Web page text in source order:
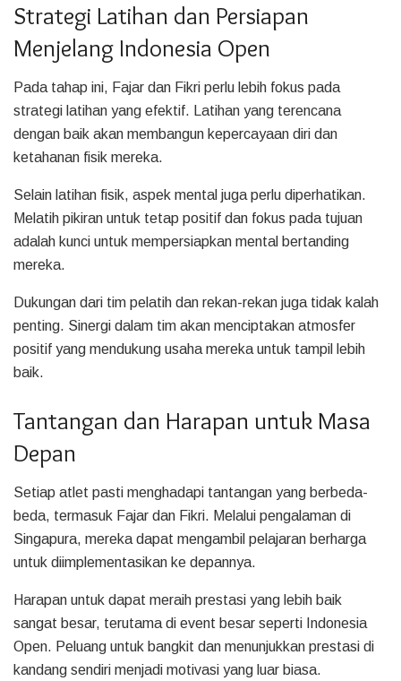
Strategi Latihan dan Persiapan
Menjelang Indonesia Open
Pada tahap ini, Fajar dan Fikri perlu lebih fokus pada
strategi latihan yang efektif. Latihan yang terencana
dengan baik akan membangun kepercayaan diri dan
ketahanan fisik mereka.
Selain latihan fisik, aspek mental juga perlu diperhatikan.
Melatih pikiran untuk tetap positif dan fokus pada tujuan
adalah kunci untuk mempersiapkan mental bertanding
mereka.
Dukungan dari tim pelatih dan rekan-rekan juga tidak kalah
penting. Sinergi dalam tim akan menciptakan atmosfer
positif yang mendukung usaha mereka untuk tampil lebih
baik.
Tantangan dan Harapan untuk Masa
Depan
Setiap atlet pasti menghadapi tantangan yang berbeda-
beda, termasuk Fajar dan Fikri. Melalui pengalaman di
Singapura, mereka dapat mengambil pelajaran berharga
untuk diimplementasikan ke depannya.
Harapan untuk dapat meraih prestasi yang lebih baik
sangat besar, terutama di event besar seperti Indonesia
Open. Peluang untuk bangkit dan menunjukkan prestasi di
kandang sendiri menjadi motivasi yang luar biasa.